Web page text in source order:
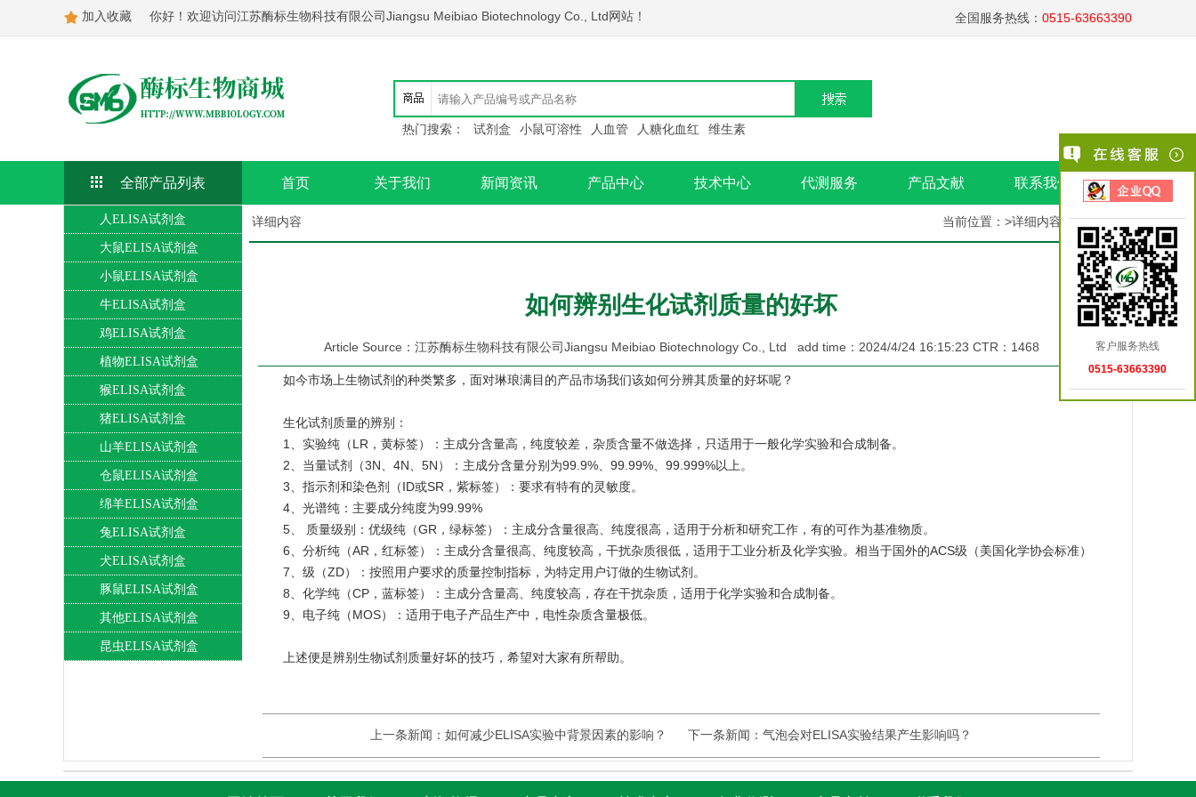
加入收藏 你好！欢迎访问江苏酶标生物科技有限公司Jiangsu Meibiao Biotechnology Co., Ltd网站！ 全国服务热线： 0515-63663390
热门搜索： 试剂盒 小鼠可溶性 人血管 人糖化血红 维生素
全部产品列表 首页 关于我们 新闻资讯 产品中心 技术中心 代测服务 产品文献 联系我们
人ELISA试剂盒
大鼠ELISA试剂盒
小鼠ELISA试剂盒
牛ELISA试剂盒
鸡ELISA试剂盒
植物ELISA试剂盒
猴ELISA试剂盒
猪ELISA试剂盒
山羊ELISA试剂盒
仓鼠ELISA试剂盒
绵羊ELISA试剂盒
兔ELISA试剂盒
犬ELISA试剂盒
豚鼠ELISA试剂盒
其他ELISA试剂盒
昆虫ELISA试剂盒
详细内容 当前位置：>详细内容> >回到首页
如何辨别生化试剂质量的好坏
Article Source：江苏酶标生物科技有限公司Jiangsu Meibiao Biotechnology Co., Ltd add time：2024/4/24 16:15:23 CTR：1468
如今市场上生物试剂的种类繁多，面对琳琅满目的产品市场我们该如何分辨其质量的好坏呢？
生化试剂质量的辨别：
1、实验纯（LR，黄标签）：主成分含量高，纯度较差，杂质含量不做选择，只适用于一般化学实验和合成制备。
2、当量试剂（3N、4N、5N）：主成分含量分别为99.9%、99.99%、99.999%以上。
3、指示剂和染色剂（ID或SR，紫标签）：要求有特有的灵敏度。
4、光谱纯：主要成分纯度为99.99%
5、 质量级别：优级纯（GR，绿标签）：主成分含量很高、纯度很高，适用于分析和研究工作，有的可作为基准物质。
6、分析纯（AR，红标签）：主成分含量很高、纯度较高，干扰杂质很低，适用于工业分析及化学实验。相当于国外的ACS级（美国化学协会标准）
7、级（ZD）：按照用户要求的质量控制指标，为特定用户订做的生物试剂。
8、化学纯（CP，蓝标签）：主成分含量高、纯度较高，存在干扰杂质，适用于化学实验和合成制备。
9、电子纯（MOS）：适用于电子产品生产中，电性杂质含量极低。
上述便是辨别生物试剂质量好坏的技巧，希望对大家有所帮助。
上一条新闻： 如何减少ELISA实验中背景因素的影响？ 下一条新闻： 气泡会对ELISA实验结果产生影响吗？
客户服务热线
0515-63663390